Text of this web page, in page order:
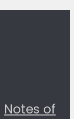
Notes of